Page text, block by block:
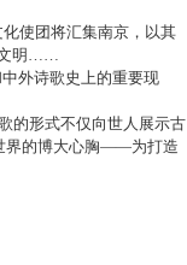
使团将汇集南京，以其
文明……
外诗歌史上的重要现
的形式不仅向世人展示古
界的博大心胸——为打造